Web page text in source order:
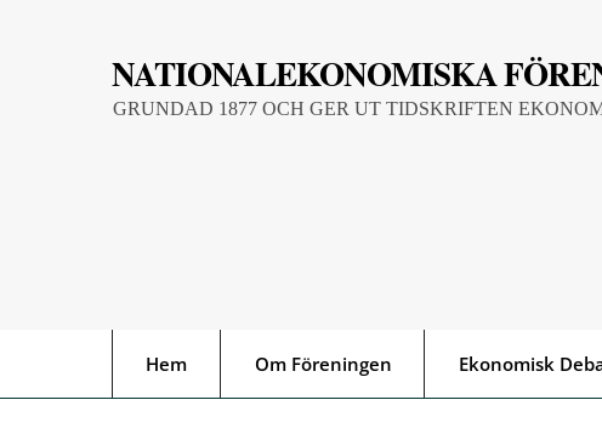
NATIONALEKONOMISKA
GRUNDAD 1877 OCH GER UT TIDSKRIFTEN
Hem Om Föreningen Ekonomisk